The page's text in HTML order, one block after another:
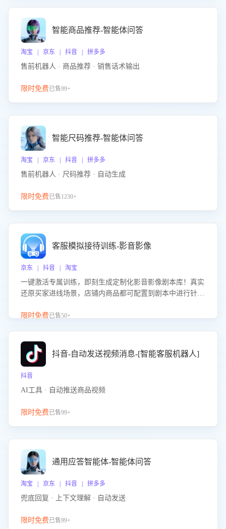
智能商品推荐-智能体问答
淘宝 | 京东 | 抖音 | 拼多多
售前机器人 · 商品推荐 · 销售话术输出
限时免费已售99+
智能尺码推荐-智能体问答
淘宝 | 京东 | 抖音 | 拼多多
售前机器人 · 尺码推荐 · 自动生成
限时免费已售1230+
客服模拟接待训练-影音影像
京东 | 抖音 | 淘宝
一键激活专属训练，即刻生成定制化影音影像剧本库！真实
还原买家进线场景，店铺内商品都可配置到剧本中进行针对
击 “立即开通”，快速获取影音影像类目剧本，一键开启客服
限时免费已售50+
抖音-自动发送视频消息-[智能客服机器人]
抖音
AI工具 · 自动推送商品视频
限时免费已售99+
通用应答智能体-智能体问答
淘宝 | 京东 | 抖音 | 拼多多
兜底回复 · 上下文理解 · 自动发送
限时免费已售99+